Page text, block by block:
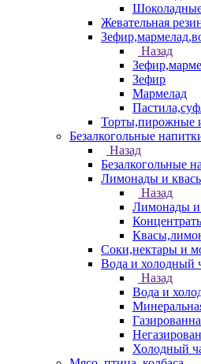
Жевательная
Назад
Зефир
Мармелад
Торты,пирожные
Безалкогольные
Назад
Безалкогольные
Лимонады и
Назад
Лимонады и
Соки,нектары и
Вода и холодный
Назад
Вода и
Холодный